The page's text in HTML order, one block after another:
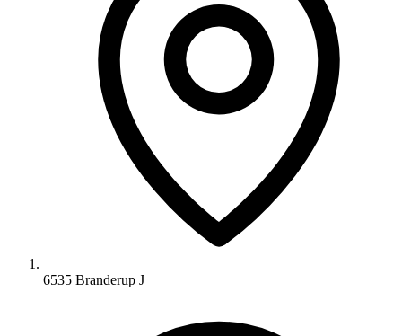
6535 Branderup J